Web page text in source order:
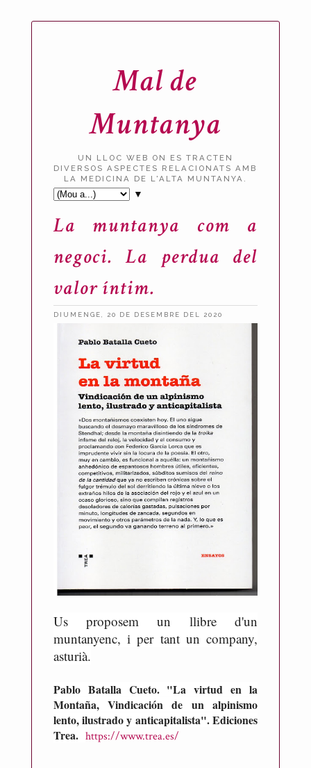
Mal de
Muntanya
UN LLOC WEB ON ES TRACTEN
DIVERSOS ASPECTES RELACIONATS AMB
LA MEDICINA DE L'ALTA MUNTANYA.
▼
La muntanya com a
negoci. La perdua del
valor íntim.
DIUMENGE, 20 DE DESEMBRE DEL 2020
n
R
i
c
r
t
d
Us proposem un llibre d'un
muntanyenc, i per tant un company,
asturià.
Pablo Batalla Cueto. "La virtud en la
Montaña, Vindicación de un alpinismo
lento, ilustrado y anticapitalista". Ediciones
Trea.https://www.trea.es/